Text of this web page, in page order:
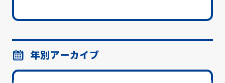
年別アーカイブ